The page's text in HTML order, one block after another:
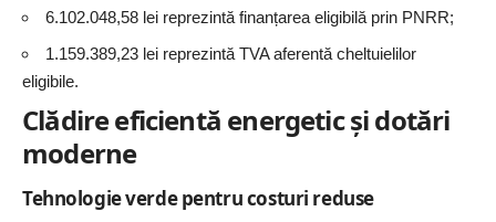
6.102.048,58 lei reprezintă finanțarea eligibilă prin PNRR;
1.159.389,23 lei reprezintă TVA aferentă cheltuielilor
eligibile.
Clădire eficientă energetic și dotări
moderne
Tehnologie verde pentru costuri reduse